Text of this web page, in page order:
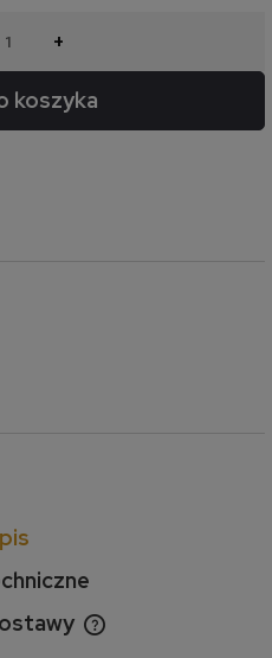
+
koszyka
kosztów płatności